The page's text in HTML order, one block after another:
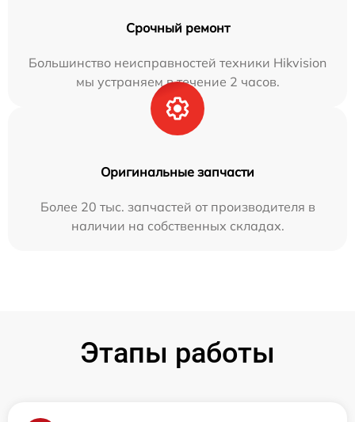
Срочный ремонт
Большинство неисправностей техники Hikvision
мы устраняем в течение 2 часов.
Оригинальные запчасти
Более 20 тыс. запчастей от производителя в
наличии на собственных складах.
Этапы работы